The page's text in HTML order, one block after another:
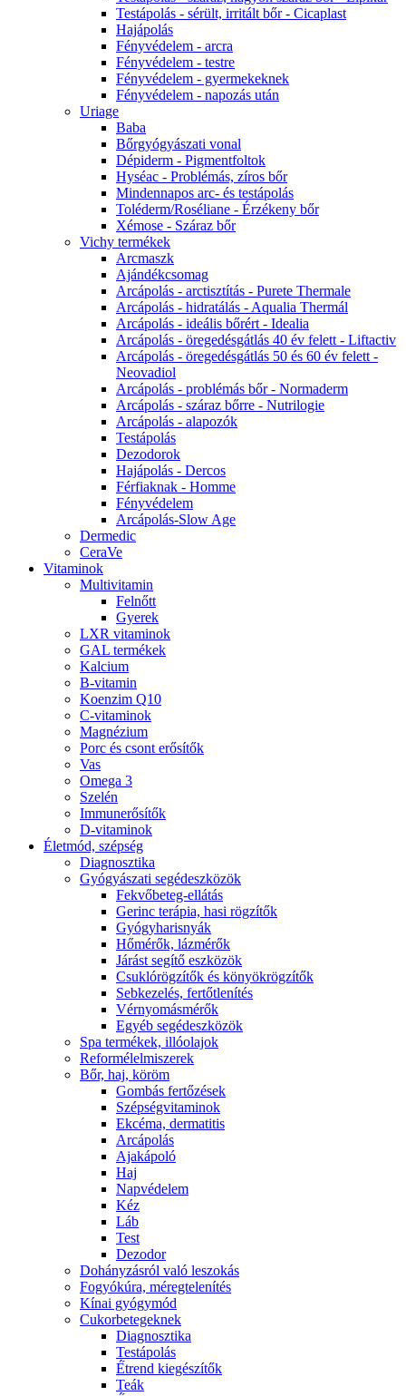
Testápolás - sérült, irritált bőr - Cicaplast
Hajápolás
Fényvédelem - arcra
Fényvédelem - testre
Fényvédelem - gyermekeknek
Fényvédelem - napozás után
Uriage
Baba
Bőrgyógyászati vonal
Dépiderm - Pigmentfoltok
Hyséac - Problémás, zíros bőr
Mindennapos arc- és testápolás
Toléderm/Roséliane - Érzékeny bőr
Xémose - Száraz bőr
Vichy termékek
Arcmaszk
Ajándékcsomag
Arcápolás - arctisztítás - Purete Thermale
Arcápolás - hidratálás - Aqualia Thermál
Arcápolás - ideális bőrért - Idealia
Arcápolás - öregedésgátlás 40 év felett - Liftactiv
Arcápolás - öregedésgátlás 50 és 60 év felett -
Neovadiol
Arcápolás - problémás bőr - Normaderm
Arcápolás - száraz bőrre - Nutrilogie
Arcápolás - alapozók
Testápolás
Dezodorok
Hajápolás - Dercos
Férfiaknak - Homme
Fényvédelem
Arcápolás-Slow Age
Dermedic
CeraVe
Vitaminok
Multivitamin
Felnőtt
Gyerek
LXR vitaminok
GAL termékek
Kalcium
B-vitamin
Koenzim Q10
C-vitaminok
Magnézium
Porc és csont erősítők
Vas
Omega 3
Szelén
Immunerősítők
D-vitaminok
Életmód, szépség
Diagnosztika
Gyógyászati segédeszközök
Fekvőbeteg-ellátás
Gerinc terápia, hasi rögzítők
Gyógyharisnyák
Hőmérők, lázmérők
Járást segítő eszközök
Csuklórögzítők és könyökrögzítők
Sebkezelés, fertőtlenítés
Vérnyomásmérők
Egyéb segédeszközök
Spa termékek, illóolajok
Reformélelmiszerek
Bőr, haj, köröm
Gombás fertőzések
Szépségvitaminok
Ekcéma, dermatitis
Arcápolás
Ajakápoló
Haj
Napvédelem
Kéz
Láb
Test
Dezodor
Dohányzásról való leszokás
Fogyókúra, méregtelenítés
Kínai gyógymód
Cukorbetegeknek
Diagnosztika
Testápolás
É́trend kiegészítők
Teák